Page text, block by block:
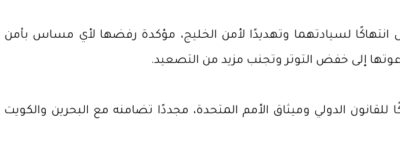
لسيادتهما وتهديدًا لأمن الخليج، مؤكدة رفضها لأي مساس بأمن
إلى خفض التوتر وتجنب مزيد من التصعيد.
للقانون الدولي وميثاق الأمم المتحدة، مجددًا تضامنه مع البحرين والكويت